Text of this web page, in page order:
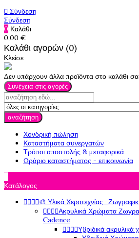
 Σύνδεση
Σύνδεση
0 Καλάθι
0,00 €
Καλάθι αγορών (0)
Κλείσε
Δεν υπάρχουν άλλα προϊόντα στο καλάθι
Συνέχεια στις αγορές
αναζήτηση
Χονδρική πώληση
Καταστήματα συνεργατών
Τρόποι αποστολής & μεταφορικά
Ωράριο καταστήματος - επικοινωνία
Κατάλογος
🎨 Υλικά Χεροτεχνίας-
Ακρυλικά Χρώματα
Cadence
Υβριδικά